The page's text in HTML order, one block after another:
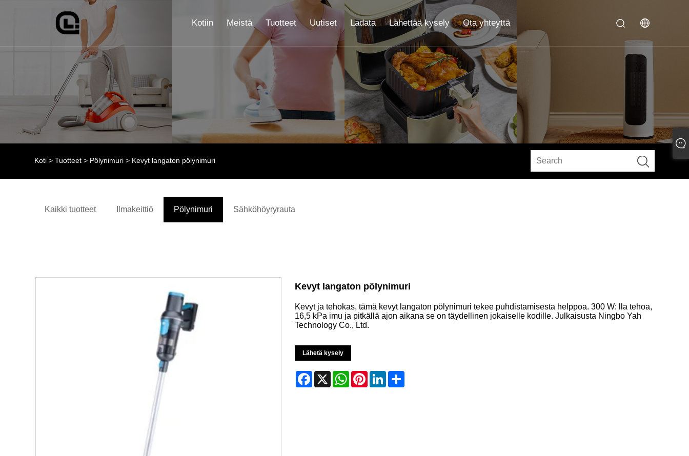
Kotiin Meistä Tuotteet Uutiset Ladata Lähettää kysely Ota yhteyttä
Koti > Tuotteet > Pölynimuri > Kevyt langaton pölynimuri
Kaikki tuotteet Ilmakeittiö Pölynimuri Sähköhöyryrauta
Kevyt langaton pölynimuri
Kevyt ja tehokas, tämä kevyt langaton pölynimuri tekee puhdistamisesta helppoa. 300 W: lla tehoa,
16,5 kPa imu ja pitkällä ajon aikana se on täydellinen jokaiselle kodille. Julkaisusta Ningbo Yah
Technology Co., Ltd.
Lähetä kysely
Facebook
X WhatsApp
PinterestLinkedIn